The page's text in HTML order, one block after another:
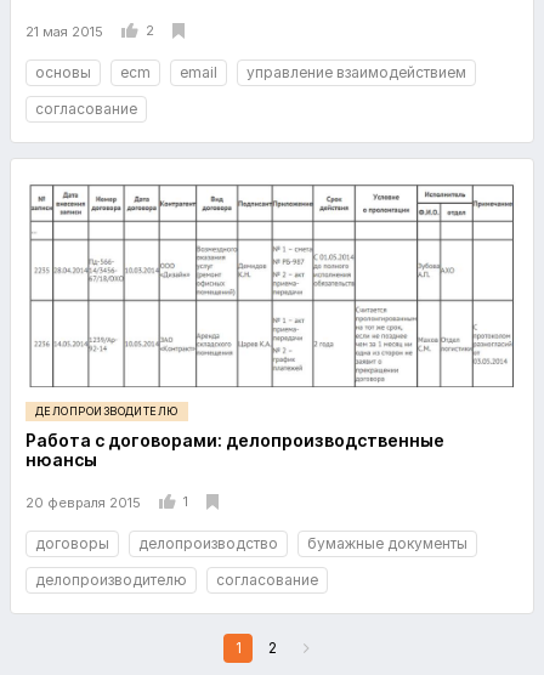
21 мая 2015 2
основы ecm email
управление взаимодействием
согласование
ДЕЛОПРОИЗВОДИТЕЛЮ
Работа с договорами: делопроизводственные
нюансы
20 февраля 2015 1
договоры делопроизводство
бумажные документы
делопроизводителю
согласование
1 2